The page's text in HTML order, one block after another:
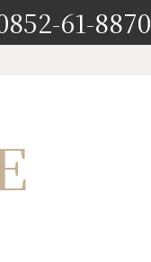
61-8870